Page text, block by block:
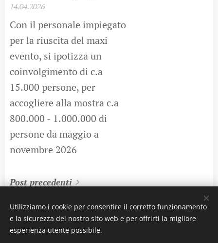
14.04.2026
Con il personale impiegato
per la riuscita del maxi
evento, si ipotizza un
coinvolgimento di c.a
15.000 persone, per
accogliere alla mostra c.a
800.000 - 1.000.000 di
persone da maggio a
novembre 2026
Post precedenti
Tutti i diritti riservati: Davide Tedeschini email:
Utilizziamo i cookie per consentire il corretto funzionamento
e la sicurezza del nostro sito web e per offrirti la migliore
esperienza utente possibile.